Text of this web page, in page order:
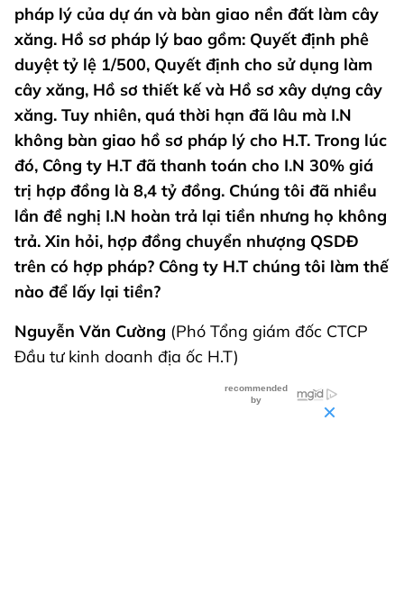
pháp lý của dự án và bàn giao nền đất làm cây
xăng. Hồ sơ pháp lý bao gồm: Quyết định phê
duyệt tỷ lệ 1/500, Quyết định cho sử dụng làm
cây xăng, Hồ sơ thiết kế và Hồ sơ xây dựng cây
xăng. Tuy nhiên, quá thời hạn đã lâu mà I.N
không bàn giao hồ sơ pháp lý cho H.T. Trong lúc
đó, Công ty H.T đã thanh toán cho I.N 30% giá
trị hợp đồng là 8,4 tỷ đồng. Chúng tôi đã nhiều
lần đề nghị I.N hoàn trả lại tiền nhưng họ không
trả. Xin hỏi, hợp đồng chuyển nhượng QSDĐ
trên có hợp pháp? Công ty H.T chúng tôi làm thế
nào để lấy lại tiền?
Nguyễn Văn Cường (Phó Tổng giám đốc CTCP
Đầu tư kinh doanh địa ốc H.T)